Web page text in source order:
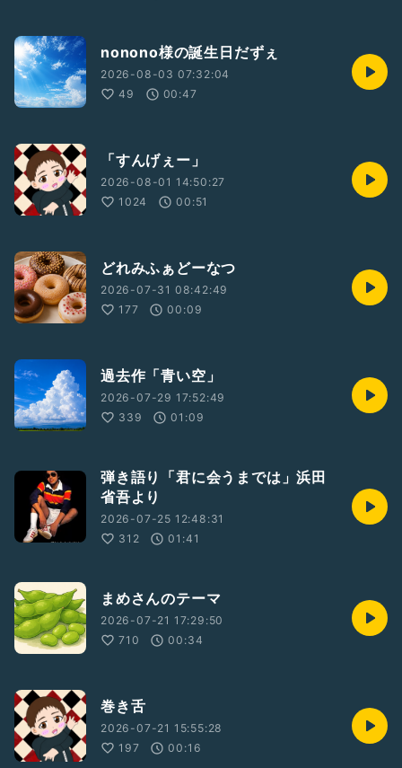
nonono様の誕生日だずぇ
2026-08-03 07:32:04
49
00:47
「すんげぇー」
2026-08-01 14:50:27
1024
00:51
どれみふぁどーなつ
2026-07-31 08:42:49
177
00:09
過去作「青い空」
2026-07-29 17:52:49
339
01:09
弾き語り「君に会うまでは」浜田
省吾より
2026-07-25 12:48:31
312
01:41
まめさんのテーマ
2026-07-21 17:29:50
710
00:34
巻き舌
2026-07-21 15:55:28
197
00:16